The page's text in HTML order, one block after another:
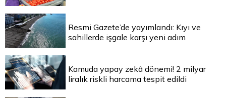
Resmi Gazete’de yayımlandı: Kıyı ve
sahillerde işgale karşı yeni adım
Kamuda yapay zekâ dönemi! 2 milyar
liralık riskli harcama tespit edildi